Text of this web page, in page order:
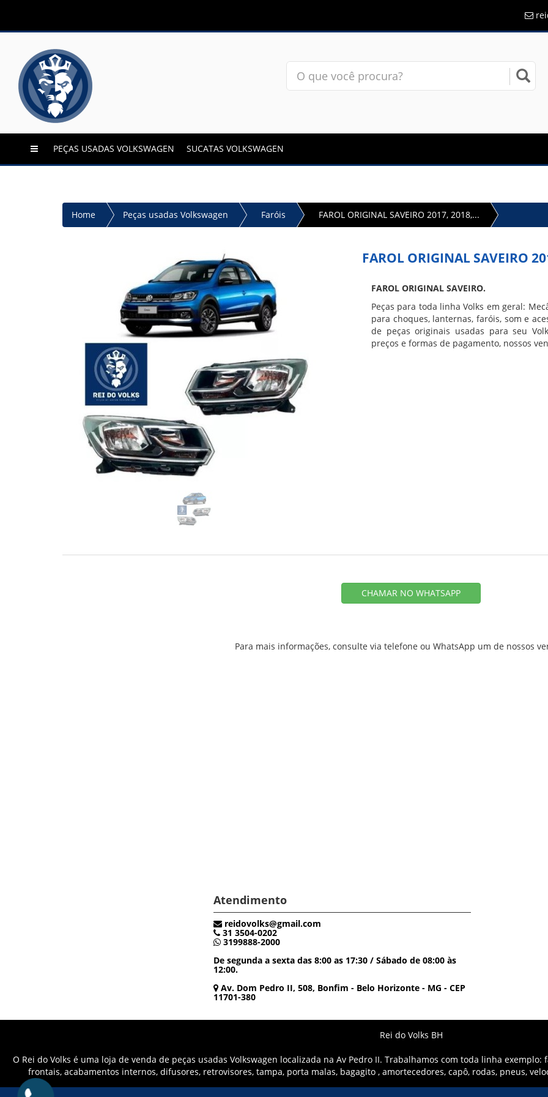
PEÇAS USADAS VOLKSWAGEN SUCATAS VOLKSWAGEN
Home Peças usadas Volkswagen Faróis FAROL ORIGINAL SAVEIRO 2017, 2018,...
FAROL ORIGINAL SAVEIRO
FAROL ORIGINAL SAVEIRO.
Peças para toda linha Volks em geral:
para choques, lanternas, faróis, som e
de peças originais usadas para seu
preços e formas de pagamento, nossos
CHAMAR NO WHATSAPP
Para mais informações, consulte via telefone ou WhatsApp um de nossos
Atendimento
reidovolks@gmail.com
31 3504-0202
3199888-2000
De segunda a sexta das 8:00 as 17:30 / Sábado de 08:00 às
12:00.
Av. Dom Pedro II, 508, Bonfim - Belo Horizonte - MG - CEP
11701-380
Rei do Volks BH
O Rei do Volks é uma loja de venda de peças usadas Volkswagen localizada na Av Pedro II. Trabalhamos com toda linha
frontais, acabamentos internos, difusores, retrovisores, tampa, porta malas, bagagito , amortecedores, capô, rodas, pneus,